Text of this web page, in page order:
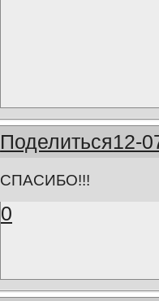
Поделиться12-
СПАСИБО!!!
0